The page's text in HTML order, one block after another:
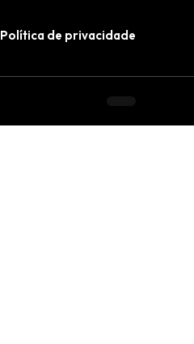
Política de privacidade